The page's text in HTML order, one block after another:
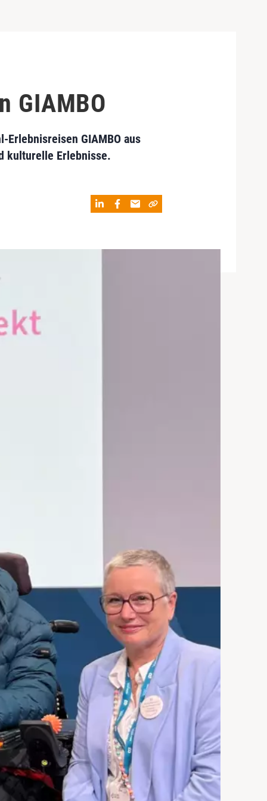
GIAMBO
Erlebnisreisen GIAMBO aus
kulturelle Erlebnisse.